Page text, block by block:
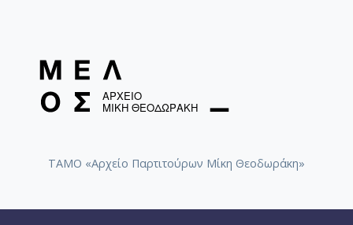
ΤΑΜΟ «Αρχείο Παρτιτούρων Μίκη Θεοδωράκη»